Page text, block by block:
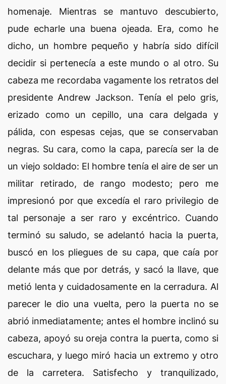
homenaje. Mientras se mantuvo descubierto,
pude echarle una buena ojeada. Era, como he
dicho, un hombre pequeño y habría sido difícil
decidir si pertenecía a este mundo o al otro. Su
cabeza me recordaba vagamente los retratos del
presidente Andrew Jackson. Tenía el pelo gris,
erizado como un cepillo, una cara delgada y
pálida, con espesas cejas, que se conservaban
negras. Su cara, como la capa, parecía ser la de
un viejo soldado: El hombre tenía el aire de ser un
militar retirado, de rango modesto; pero me
impresionó por que excedía el raro privilegio de
tal personaje a ser raro y excéntrico. Cuando
terminó su saludo, se adelantó hacia la puerta,
buscó en los pliegues de su capa, que caía por
delante más que por detrás, y sacó la llave, que
metió lenta y cuidadosamente en la cerradura. Al
parecer le dio una vuelta, pero la puerta no se
abrió inmediatamente; antes el hombre inclinó su
cabeza, apoyó su oreja contra la puerta, como si
escuchara, y luego miró hacia un extremo y otro
de la carretera. Satisfecho y tranquilizado,